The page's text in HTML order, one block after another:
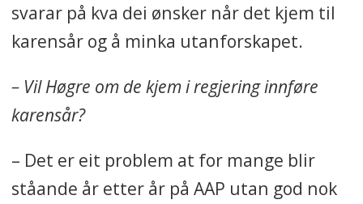
svarar på kva dei ønsker når det kjem til
karensår og å minka utanforskapet.
– Vil Høgre om de kjem i regjering innføre
karensår?
– Det er eit problem at for mange blir
ståande år etter år på AAP utan god nok